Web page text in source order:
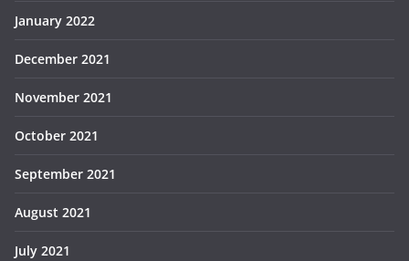
January 2022
December 2021
November 2021
October 2021
September 2021
August 2021
July 2021